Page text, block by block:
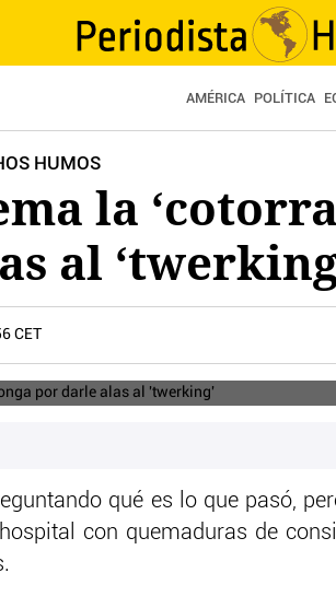
AMÉRICA POLÍTICA
HUMOS
la
al
CET
qué es lo que pasó,
con quemaduras de